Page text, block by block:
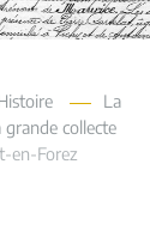
La
grande collecte
en-Forez